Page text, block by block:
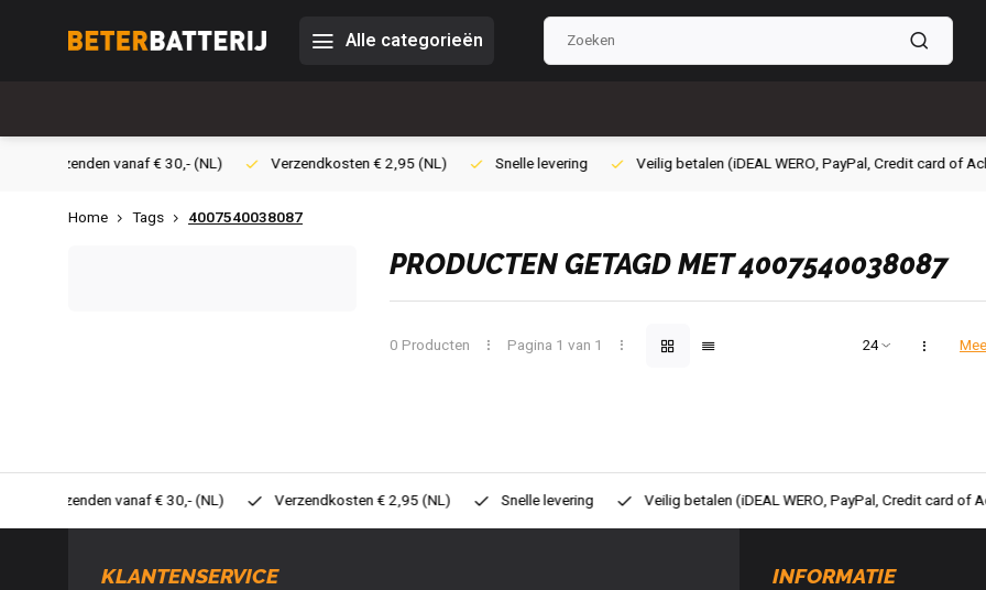
Alle categorieën
Verzendkosten € 2,95 (NL) Snelle levering Veilig betalen (iDEAL WERO, PayPal, Credit card of Achteraf betalen)
Home Tags 4007540038087
PRODUCTEN GETAGD MET 4007540038087
0 Producten Pagina 1 van 1
Verzendkosten € 2,95 (NL) Snelle levering Veilig betalen (iDEAL WERO, PayPal, Credit card of Achteraf betalen)
KLANTENSERVICE INFORMATIE